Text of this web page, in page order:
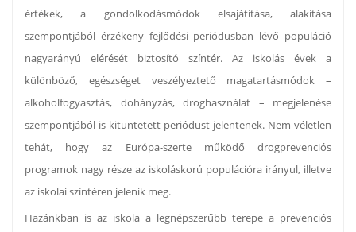
értékek, a gondolkodásmódok elsajátítása, alakítása
szempontjából érzékeny fejlődési periódusban lévő populáció
nagyarányú elérését biztosító színtér. Az iskolás évek a
különböző, egészséget veszélyeztető magatartásmódok –
alkoholfogyasztás, dohányzás, droghasználat – megjelenése
szempontjából is kitüntetett periódust jelentenek. Nem véletlen
tehát, hogy az Európa-szerte működő drogprevenciós
programok nagy része az iskoláskorú populációra irányul, illetve
az iskolai színtéren jelenik meg.
Hazánkban is az iskola a legnépszerűbb terepe a prevenciós